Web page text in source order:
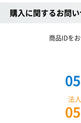
購入に関するお問
商品IDを
法